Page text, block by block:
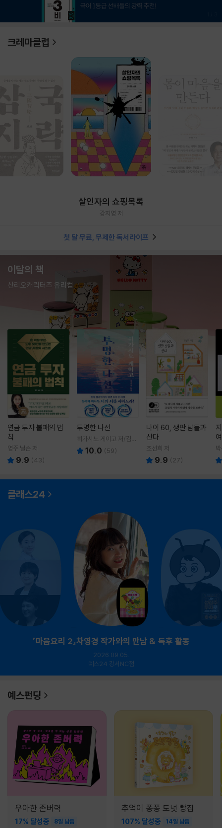
크레마클럽
살인자의 쇼핑목록
강지영 저
첫 달 무료, 무제한 독서라이프
이달의 책
산리오캐릭터즈 유리컵
연금 투자 불패의 법
칙
영주 닐슨 저
9.9 (43)
투명한 나선
히가시노 게이고 저/김선
영 역10.0 (59)
나이 60, 생판 남들과
산다
조선희 저
9.9 ( 27)
클래스24
『마음요리 2』차영경 작가와의 만남 & 독후 활동
2026.09.05.
예스24 강서NC점
예스펀딩
우아한 존버력
17% 달성중 8일 남음
추억이 퐁퐁 도넛 빵집
107% 달성중 14일 남음